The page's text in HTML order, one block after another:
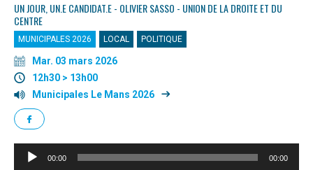
UN JOUR, UN.E CANDIDAT.E - OLIVIER SASSO - UNION DE LA DROITE ET DU
CENTRE
MUNICIPALES 2026 LOCAL POLITIQUE
Mar. 03 mars 2026
12h30 > 13h00
Municipales Le Mans 2026
Lecteur
00:00 00:00